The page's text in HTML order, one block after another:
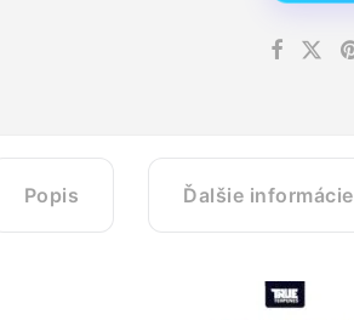
Popis Ďalšie informácie